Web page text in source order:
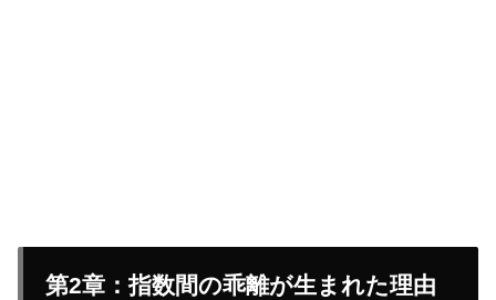
第2章：指数間の乖離が生まれた理由